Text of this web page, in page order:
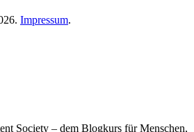
Impressum.
Society – dem Blogkurs für Menschen,